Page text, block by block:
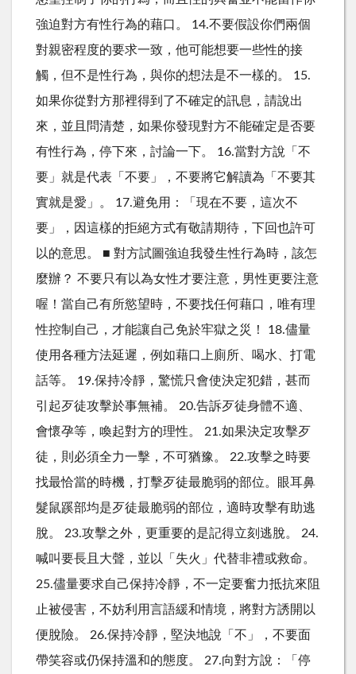
強迫對方有性行為的藉口。 14.不要假設你們兩個
對親密程度的要求一致，他可能想要一些性的接
觸，但不是性行為，與你的想法是不一樣的。 15.
如果你從對方那裡得到了不確定的訊息，請說出
來，並且問清楚，如果你發現對方不能確定是否要
有性行為，停下來，討論一下。 16.當對方說「不
要」就是代表「不要」，不要將它解讀為「不要其
實就是愛」。 17.避免用：「現在不要，這次不
要」，因這樣的拒絕方式有敬請期待，下回也許可
以的意思。 ■ 對方試圖強迫我發生性行為時，該怎
麼辦？ 不要只有以為女性才要注意，男性更要注意
喔！當自己有所慾望時，不要找任何藉口，唯有理
性控制自己，才能讓自己免於牢獄之災！ 18.儘量
使用各種方法延遲，例如藉口上廁所、喝水、打電
話等。 19.保持冷靜，驚慌只會使決定犯錯，甚而
引起歹徒攻擊於事無補。 20.告訴歹徒身體不適、
會懷孕等，喚起對方的理性。 21.如果決定攻擊歹
徒，則必須全力一擊，不可猶豫。 22.攻擊之時要
找最恰當的時機，打擊歹徒最脆弱的部位。眼耳鼻
髮鼠蹊部均是歹徒最脆弱的部位，適時攻擊有助逃
脫。 23.攻擊之外，更重要的是記得立刻逃脫。 24.
喊叫要長且大聲，並以「失火」代替非禮或救命。
25.儘量要求自己保持冷靜，不一定要奮力抵抗來阻
止被侵害，不妨利用言語緩和情境，將對方誘開以
便脫險。 26.保持冷靜，堅決地說「不」，不要面
帶笑容或仍保持溫和的態度。 27.向對方說：「停